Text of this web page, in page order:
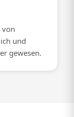
von
und
gewesen.